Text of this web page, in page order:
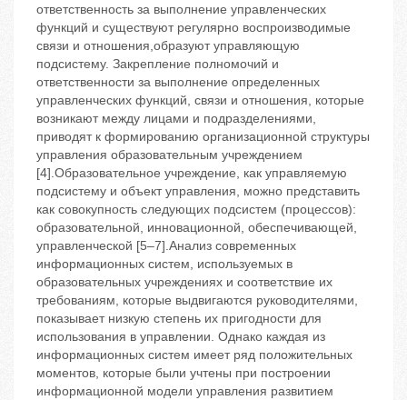
ответственность за выполнение управленческих
функций и существуют регулярно воспроизводимые
связи и отношения,образуют управляющую
подсистему. Закрепление полномочий и
ответственности за выполнение определенных
управленческих функций, связи и отношения, которые
возникают между лицами и подразделениями,
приводят к формированию организационной структуры
управления образовательным учреждением
[4].Образовательное учреждение, как управляемую
подсистему и объект управления, можно представить
как совокупность следующих подсистем (процессов):
образовательной, инновационной, обеспечивающей,
управленческой [5–7].Анализ современных
информационных систем, используемых в
образовательных учреждениях и соответствие их
требованиям, которые выдвигаются руководителями,
показывает низкую степень их пригодности для
использования в управлении. Однако каждая из
информационных систем имеет ряд положительных
моментов, которые были учтены при построении
информационной модели управления развитием